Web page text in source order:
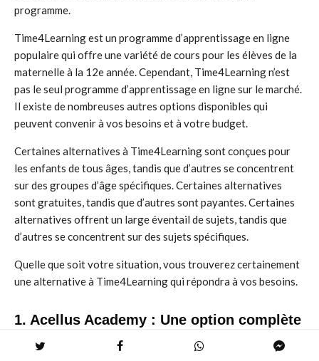
programme.
Time4Learning est un programme d’apprentissage en ligne
populaire qui offre une variété de cours pour les élèves de la
maternelle à la 12e année. Cependant, Time4Learning n’est
pas le seul programme d’apprentissage en ligne sur le marché.
Il existe de nombreuses autres options disponibles qui
peuvent convenir à vos besoins et à votre budget.
Certaines alternatives à Time4Learning sont conçues pour
les enfants de tous âges, tandis que d’autres se concentrent
sur des groupes d’âge spécifiques. Certaines alternatives
sont gratuites, tandis que d’autres sont payantes. Certaines
alternatives offrent un large éventail de sujets, tandis que
d’autres se concentrent sur des sujets spécifiques.
Quelle que soit votre situation, vous trouverez certainement
une alternative à Time4Learning qui répondra à vos besoins.
1. Acellus Academy : Une option complète
pour l’apprentissage en ligne